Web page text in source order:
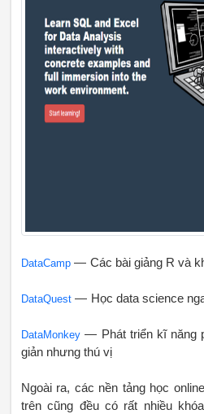
DataCamp— Các bài giảng R và
DataQuest— Học data science
DataMonkey— Phát triển kĩ năng
giản nhưng thú vị
Ngoài ra, các nền tảng học
trên cũng đều có rất nhiều